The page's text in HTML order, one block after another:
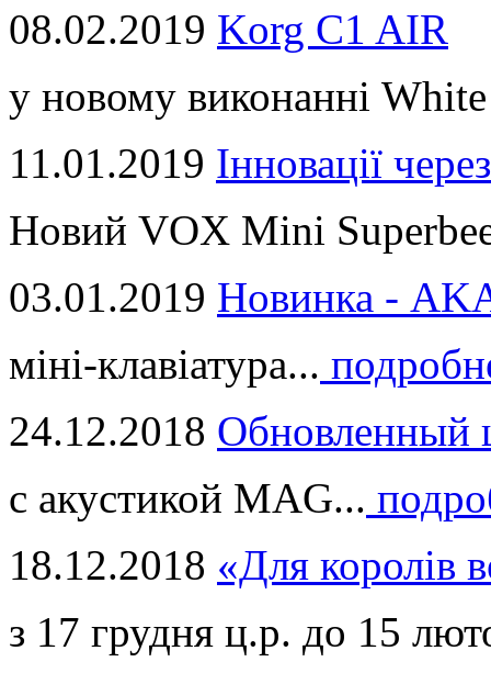
08.02.2019 Korg C1 AIR
у новому виконанні
11.01.2019 Інновації
Новий VOX Mini
03.01.2019 Новинка -
міні-клавіатура...
24.12.2018 Обновленный
с акустикой MAG...
18.12.2018 «Для королів
з 17 грудня ц.р. до 15